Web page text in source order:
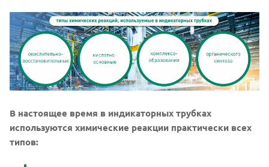
В настоящее время в индикаторных трубках
используются химические реакции практически всех
типов: